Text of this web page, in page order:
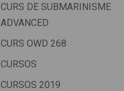
CURS DE SUBMARINISME
ADVANCED
CURS OWD 268
CURSOS
CURSOS 2019